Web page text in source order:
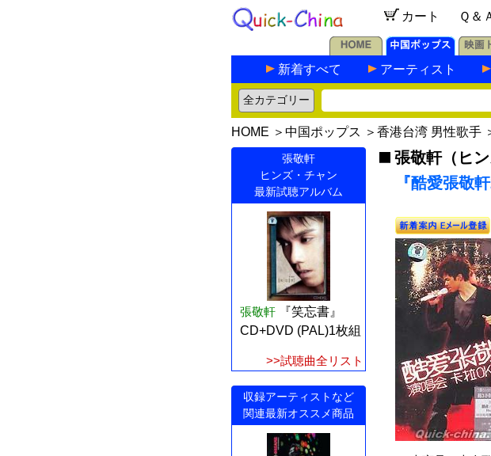
カート Ｑ＆
新着すべて アーティスト
HOME ＞ 中国ポップス ＞ 香港台湾 男性歌手
張敬軒
ヒンズ・チャン
最新試聴アルバム
張敬軒
『笑忘書』
CD+DVD (PAL)1枚組
>>試聴曲全リスト
収録アーティストなど
関連最新オススメ商品
張敬軒（ヒン
『酷愛張敬